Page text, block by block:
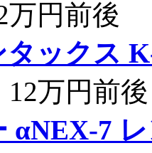
円前後
ックス
万円前後
αNEX-7